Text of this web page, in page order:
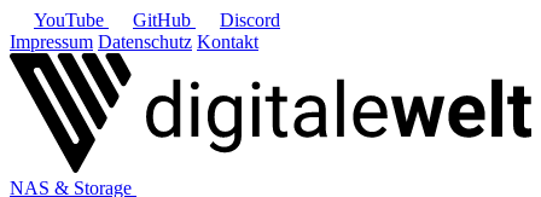
YouTube GitHub
Discord
Impressum Datenschutz Kontakt
NAS & Storage